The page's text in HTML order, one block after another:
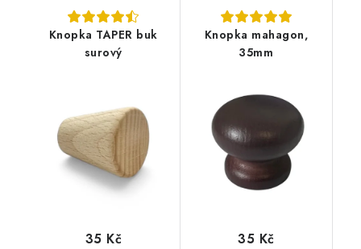
Knopka TAPER buk
surový
35 Kč
Knopka mahagon,
35mm
35 Kč